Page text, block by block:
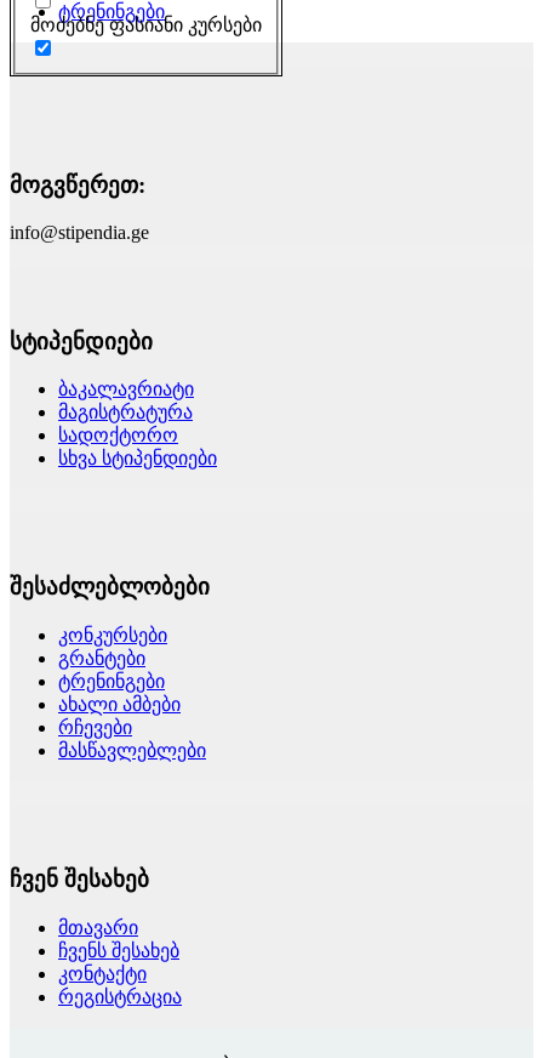
მოძებნე ფასიანი კურსები
ტრენინგები
მოგვწერეთ:
info@stipendia.ge
სტიპენდიები
ბაკალავრიატი
მაგისტრატურა
სადოქტორო
სხვა სტიპენდიები
შესაძლებლობები
კონკურსები
გრანტები
ტრენინგები
ახალი ამბები
რჩევები
მასწავლებლები
ჩვენ შესახებ
მთავარი
ჩვენს შესახებ
კონტაქტი
რეგისტრაცია